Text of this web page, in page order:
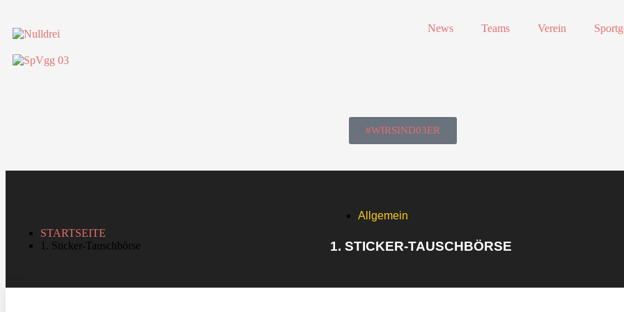
News Teams Verein
#WIRSIND03ER
STARTSEITE
1. Sticker-Tauschbörse
Allgemein
1. STICKER-TAUSCHBÖRSE